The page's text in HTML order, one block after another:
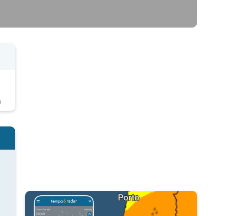
Alertas e avisos meteorológicos. Dados da Tempo & Radar. . .